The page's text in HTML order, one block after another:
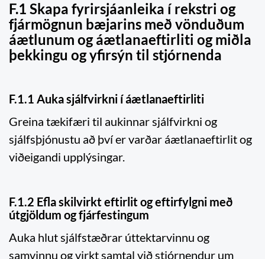
F.1 Skapa fyrirsjáanleika í rekstri og
fjármögnun bæjarins með vönduðum
áætlunum og áætlanaeftirliti og miðla
þekkingu og yfirsýn til stjórnenda
F.1.1 Auka sjálfvirkni í áætlanaeftirliti
Greina tækifæri til aukinnar sjálfvirkni og
sjálfsþjónustu að því er varðar áætlanaeftirlit og
viðeigandi upplýsingar.
F.1.2 Efla skilvirkt eftirlit og eftirfylgni með
útgjöldum og fjárfestingum
Auka hlut sjálfstæðrar úttektarvinnu og
samvinnu og virkt samtal við stjórnendur um